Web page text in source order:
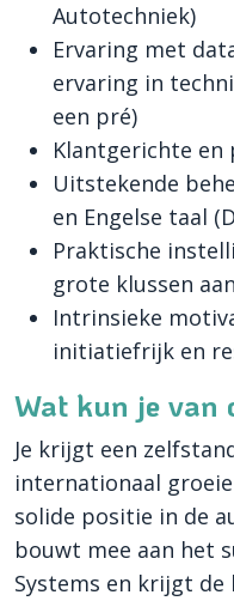
Autotechniek)
Ervaring met
ervaring in
een pré)
Klantgerichte
Uitstekende
en Engelse taal
Praktische
grote klussen
Intrinsieke
initiatiefrijk en
Wat kun je van
Je krijgt een
internationaal
solide positie in de
bouwt mee aan het
Systems en krijgt de